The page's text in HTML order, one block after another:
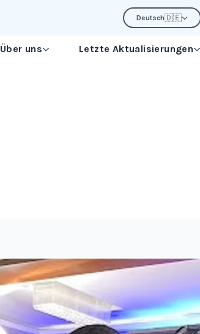
Deutsch🇩🇪
Über uns Letzte Aktualisierungen